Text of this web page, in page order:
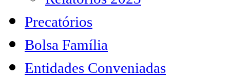
Precatórios
Bolsa Família
Entidades Conveniadas